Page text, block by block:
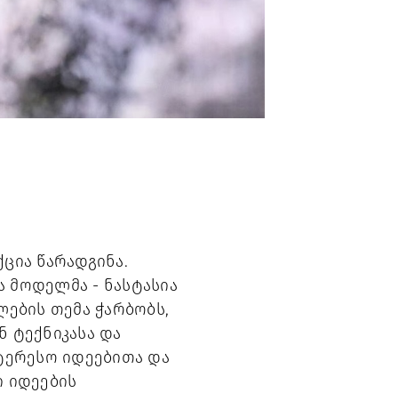
წარადგინა.
მოდელმა - ნასტასია
თემა ჭარბობს,
ტექნიკასა და
იდეებითა და